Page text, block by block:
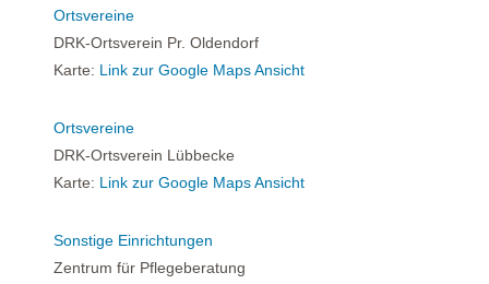
Ortsvereine
DRK-Ortsverein Pr. Oldendorf
Karte: Link zur Google Maps Ansicht
Ortsvereine
DRK-Ortsverein Lübbecke
Karte: Link zur Google Maps Ansicht
Sonstige Einrichtungen
Zentrum für Pflegeberatung